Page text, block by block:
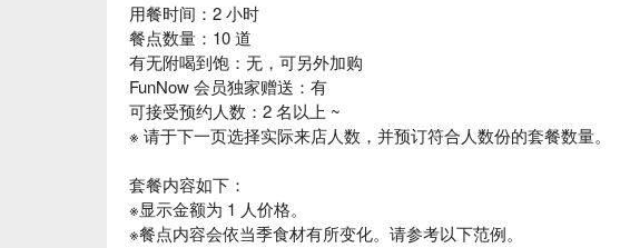
用餐时间：2 小时
餐点数量：10 道
有无附喝到饱：无，可另外加购
FunNow 会员独家赠送：有
可接受预约人数：2 名以上 ~
※ 请于下一页选择实际来店人数，并预订符合人数份的套餐数量。
套餐内容如下：
※显示金额为 1 人价格。
※餐点内容会依当季食材有所变化。请参考以下范例。